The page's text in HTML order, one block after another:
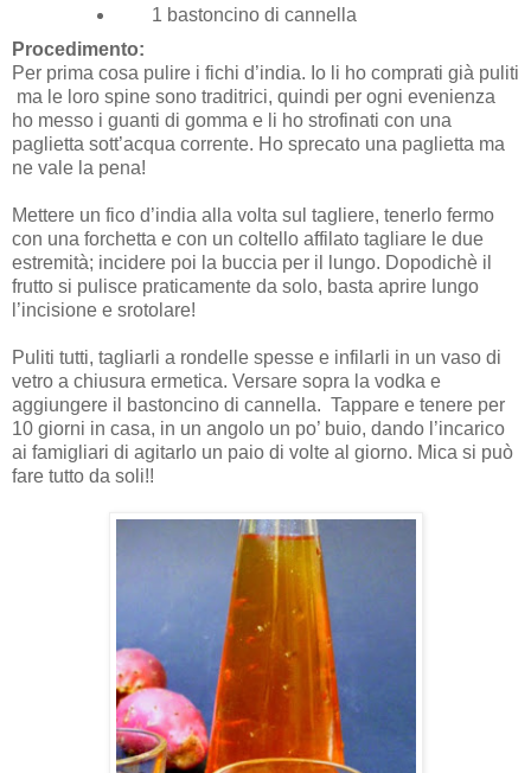
1 bastoncino di cannella
Procedimento:
Per prima cosa pulire i fichi d’india. Io li ho comprati già puliti
ma le loro spine sono traditrici, quindi per ogni evenienza
ho messo i guanti di gomma e li ho strofinati con una
paglietta sott’acqua corrente. Ho sprecato una paglietta ma
ne vale la pena!
Mettere un fico d’india alla volta sul tagliere, tenerlo fermo
con una forchetta e con un coltello affilato tagliare le due
estremità; incidere poi la buccia per il lungo. Dopodichè il
frutto si pulisce praticamente da solo, basta aprire lungo
l’incisione e srotolare!
Puliti tutti, tagliarli a rondelle spesse e infilarli in un vaso di
vetro a chiusura ermetica. Versare sopra la vodka e
aggiungere il bastoncino di cannella. Tappare e tenere per
10 giorni in casa, in un angolo un po’ buio, dando l’incarico
ai famigliari di agitarlo un paio di volte al giorno. Mica si può
fare tutto da soli!!